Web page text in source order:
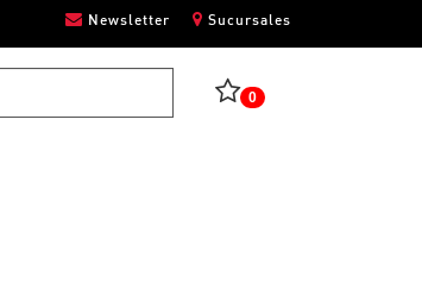
Newsletter Sucursales
0